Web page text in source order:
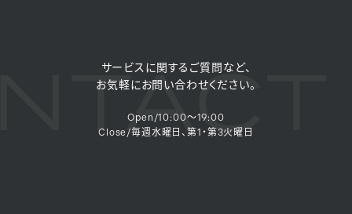
サービスに関するご質問など、
お気軽にお問い合わせください。
Open/10:00～19:00
Close/毎週水曜日、第1・第3火曜日